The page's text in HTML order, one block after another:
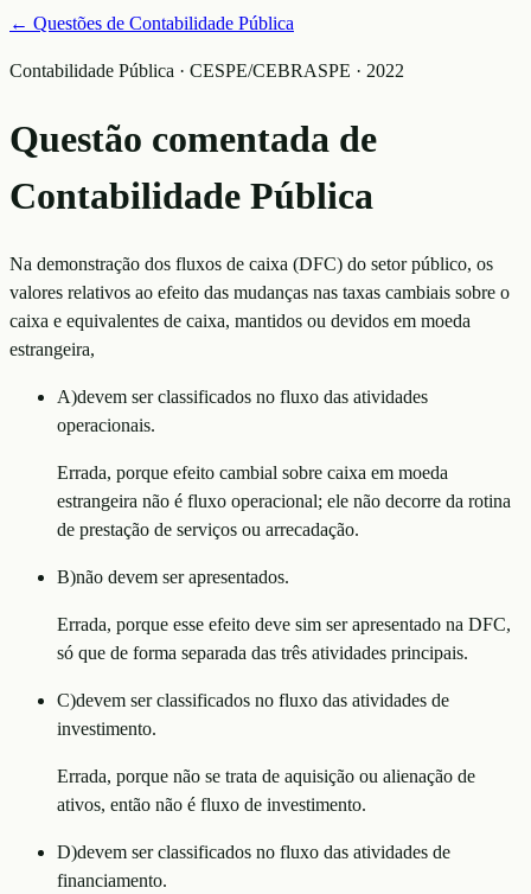
← Questões de Contabilidade Pública
Contabilidade Pública · CESPE/CEBRASPE · 2022
Questão comentada de
Contabilidade Pública
Na demonstração dos fluxos de caixa (DFC) do setor público, os
valores relativos ao efeito das mudanças nas taxas cambiais sobre o
caixa e equivalentes de caixa, mantidos ou devidos em moeda
estrangeira,
A)devem ser classificados no fluxo das atividades
operacionais.
Errada, porque efeito cambial sobre caixa em moeda
estrangeira não é fluxo operacional; ele não decorre da rotina
de prestação de serviços ou arrecadação.
B)não devem ser apresentados.
Errada, porque esse efeito deve sim ser apresentado na DFC,
só que de forma separada das três atividades principais.
C)devem ser classificados no fluxo das atividades de
investimento.
Errada, porque não se trata de aquisição ou alienação de
ativos, então não é fluxo de investimento.
D)devem ser classificados no fluxo das atividades de
financiamento.